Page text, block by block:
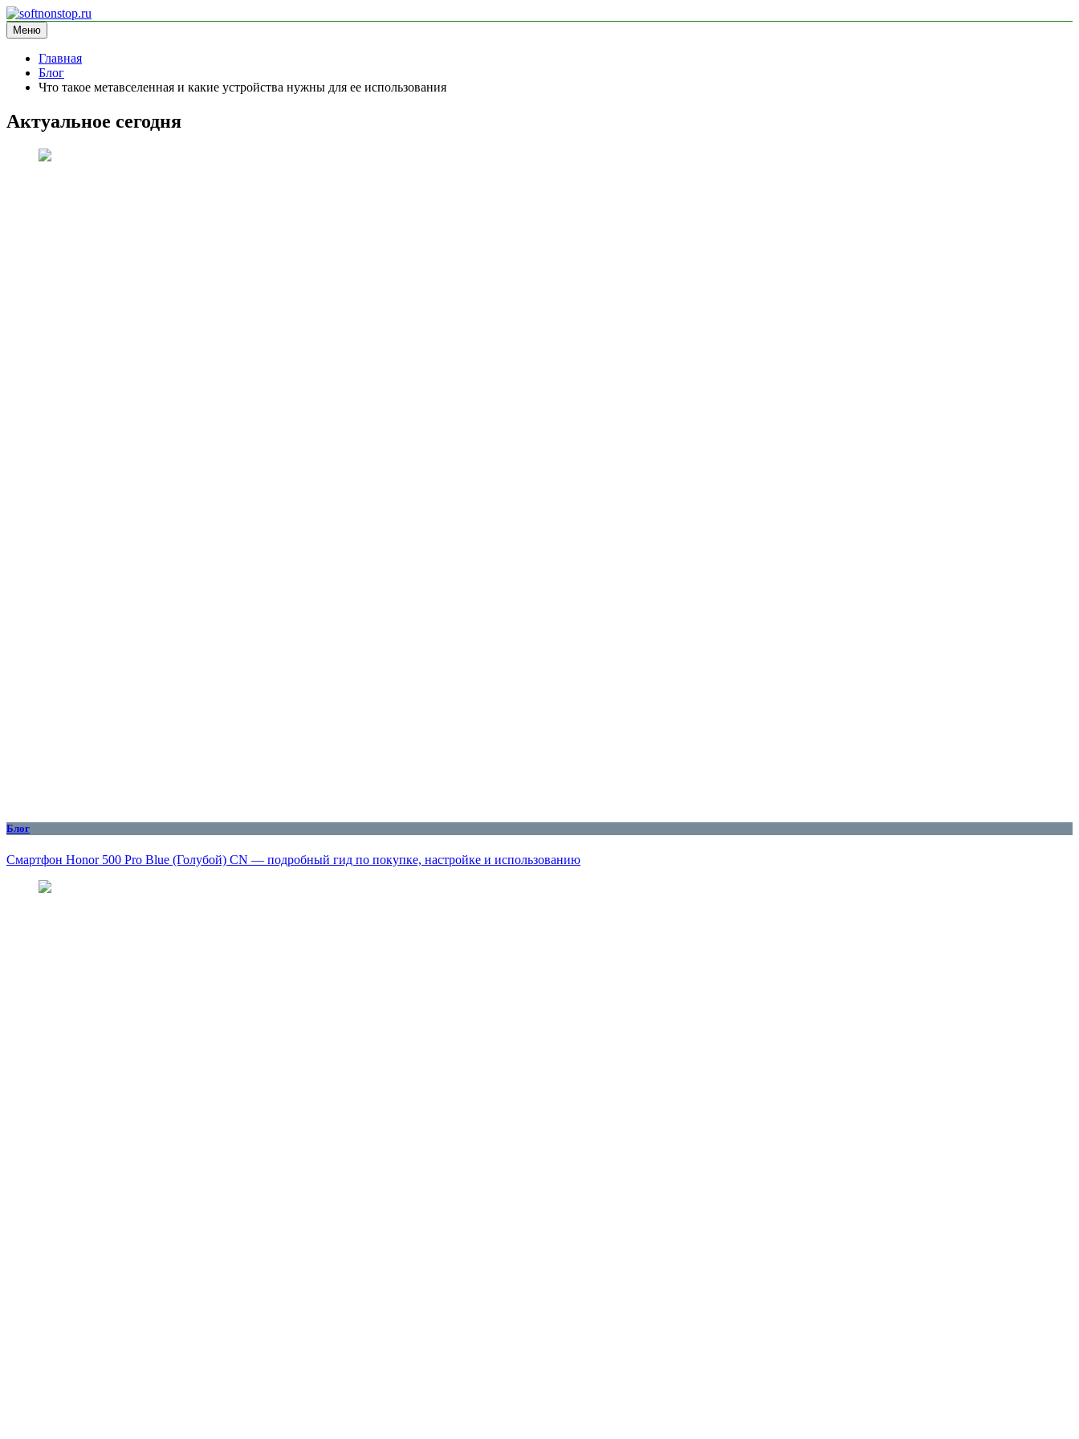
Перейти
к
содержимому
softnonstop.ru
информационный сайт
Меню
Главная
Блог
Что такое метавселенная и какие устройства нужны для ее использования
Актуальное сегодня
Блог
Смартфон Honor 500 Pro Blue (Голубой) CN — подробный гид по покупке, настройке и использованию